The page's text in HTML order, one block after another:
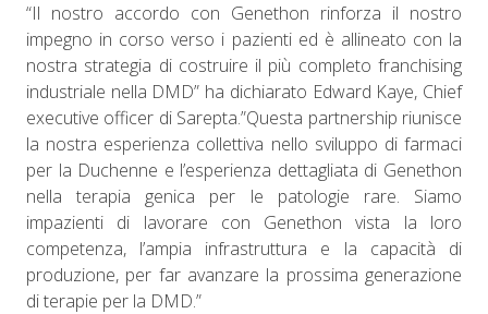
“Il nostro accordo con Genethon rinforza il nostro
impegno in corso verso i pazienti ed è allineato con la
nostra strategia di costruire il più completo franchising
industriale nella DMD” ha dichiarato Edward Kaye, Chief
executive officer di Sarepta.”Questa partnership riunisce
la nostra esperienza collettiva nello sviluppo di farmaci
per la Duchenne e l’esperienza dettagliata di Genethon
nella terapia genica per le patologie rare. Siamo
impazienti di lavorare con Genethon vista la loro
competenza, l’ampia infrastruttura e la capacità di
produzione, per far avanzare la prossima generazione
di terapie per la DMD.”